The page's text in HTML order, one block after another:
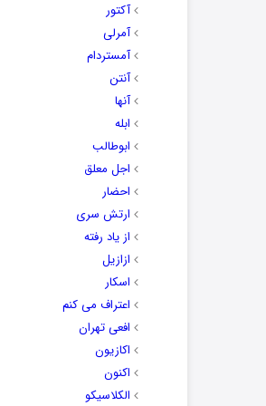
آکتور
آمرلی
آمستردام
آنتن
آنها
ابله
ابوطالب
اجل معلق
احضار
ارتش سری
از یاد رفته
ازازیل
اسکار
اعتراف می کنم
افعی تهران
اکازیون
اکنون
الکلاسیکو